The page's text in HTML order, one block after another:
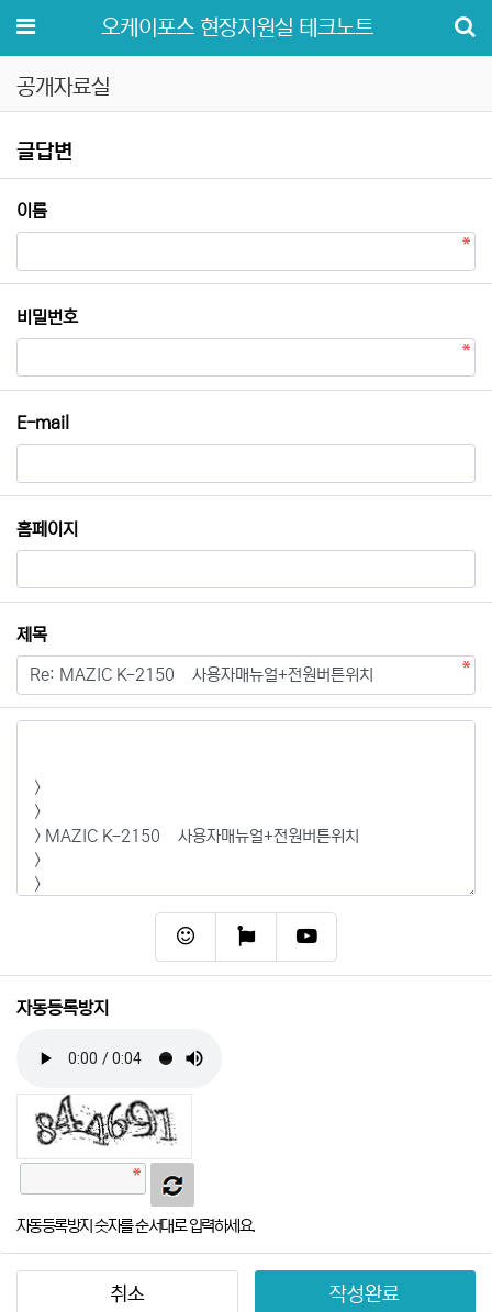
메뉴 오케이포스 현장지원실 테크노트
공개자료실
공개자료실 글답변
글답변
이름필수
비밀번호필수
E-mail
홈페이지
제목필수
이모티콘폰트어썸동영상
자동등록방지
자동등록방지 숫자를 순서대로 입력하세요.
작성완료
취소